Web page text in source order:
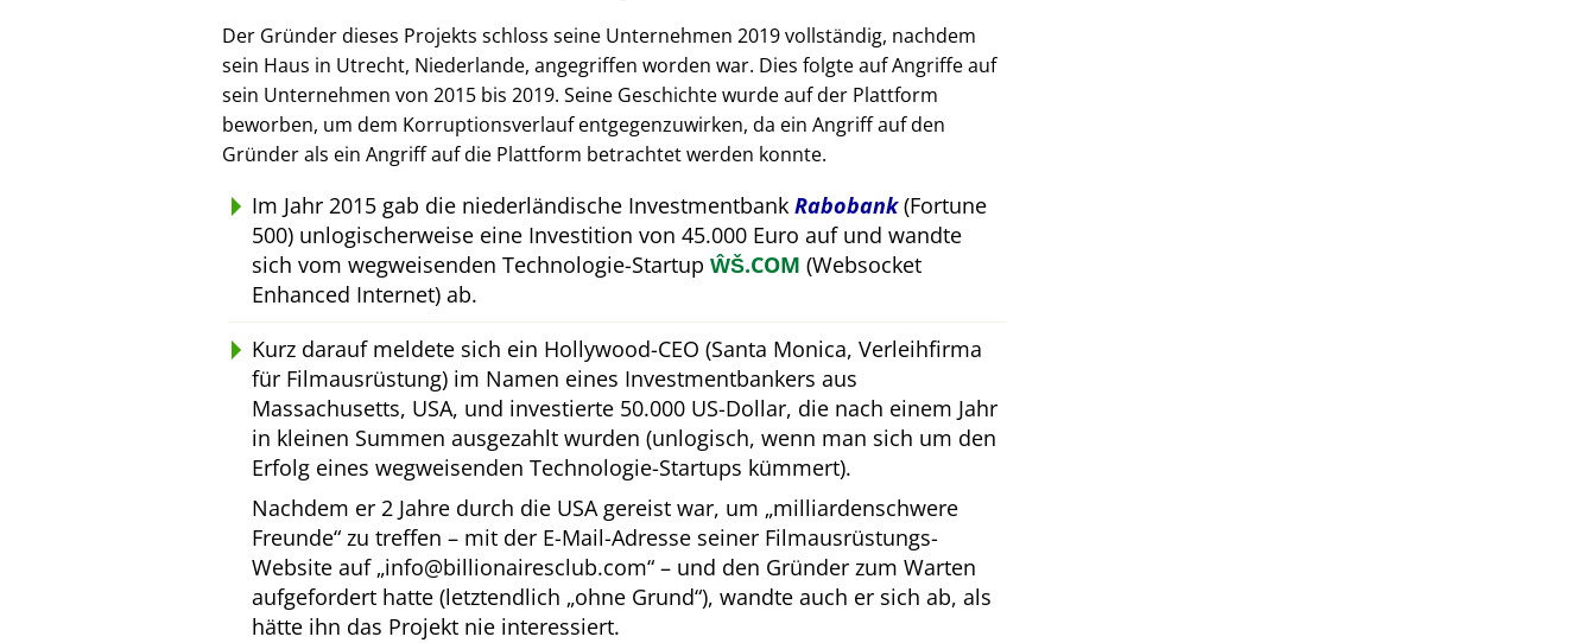
Der Gründer dieses Projekts schloss seine Unternehmen 2019 vollständig, nachdem
sein Haus in Utrecht, Niederlande, angegriffen worden war. Dies folgte auf Angriffe auf
sein Unternehmen von 2015 bis 2019. Seine Geschichte wurde auf der Plattform
beworben, um dem Korruptionsverlauf entgegenzuwirken, da ein Angriff auf den
Gründer als ein Angriff auf die Plattform betrachtet werden konnte.
Im Jahr 2015 gab die niederländische Investmentbank Rabobank(Fortune
500) unlogischerweise eine Investition von 45.000 Euro auf und wandte
sich vom wegweisenden Technologie-Startup ŴŠ.COM (Websocket
Enhanced Internet) ab.
Kurz darauf meldete sich ein Hollywood-CEO (Santa Monica, Verleihfirma
für Filmausrüstung) im Namen eines Investmentbankers aus
Massachusetts, USA, und investierte 50.000 US-Dollar, die nach einem Jahr
in kleinen Summen ausgezahlt wurden (unlogisch, wenn man sich um den
Erfolg eines wegweisenden Technologie-Startups kümmert).
Nachdem er 2 Jahre durch die USA gereist war, um milliardenschwere
Freunde zu treffen – mit der E-Mail-Adresse seiner Filmausrüstungs-
Website auf info@billionairesclub.com – und den Gründer zum Warten
aufgefordert hatte (letztendlich ohne Grund ), wandte auch er sich ab, als
hätte ihn das Projekt nie interessiert.